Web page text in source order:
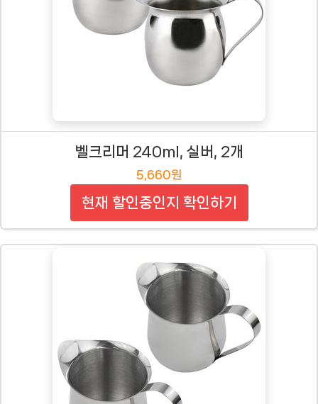
벨크리머 240ml, 실버, 2개
5,660원
현재 할인중인지 확인하기